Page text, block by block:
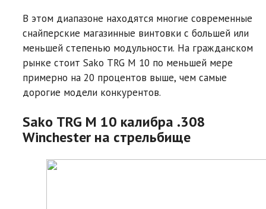
В этом диапазоне находятся многие современные
снайперские магазинные винтовки с большей или
меньшей степенью модульности. На гражданском
рынке стоит Sako TRG M 10 по меньшей мере
примерно на 20 процентов выше, чем самые
дорогие модели конкурентов.
Sako TRG M 10 калибра .308
Winchester на стрельбище